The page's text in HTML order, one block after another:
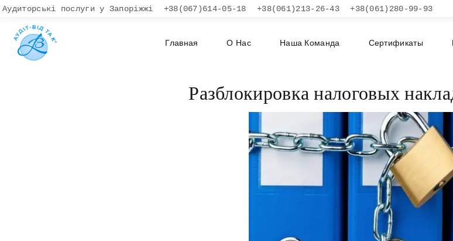
Аудиторські послуги у Запоріжжі +38(067)614-05-18 +38(061)213-26-43 +38(061)280-99-93
Главная О Нас Наша Команда Сертификаты
Разблокировка налоговых